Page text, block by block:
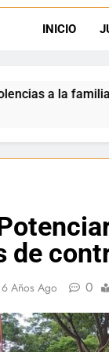
INICIO
La
de
6 Años Ago 0